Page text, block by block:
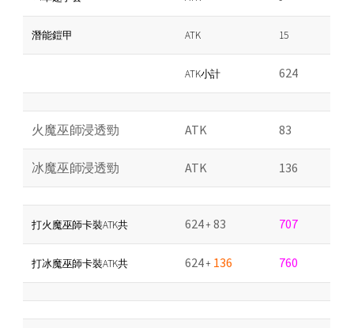
潛能鎧甲 ATK 15
ATK小計 624
火魔巫師浸透勁 ATK 83
冰魔巫師浸透勁 ATK 136
打火魔巫師卡裝ATK共 624+83 707
打冰魔巫師卡裝ATK共 624+ 136 760